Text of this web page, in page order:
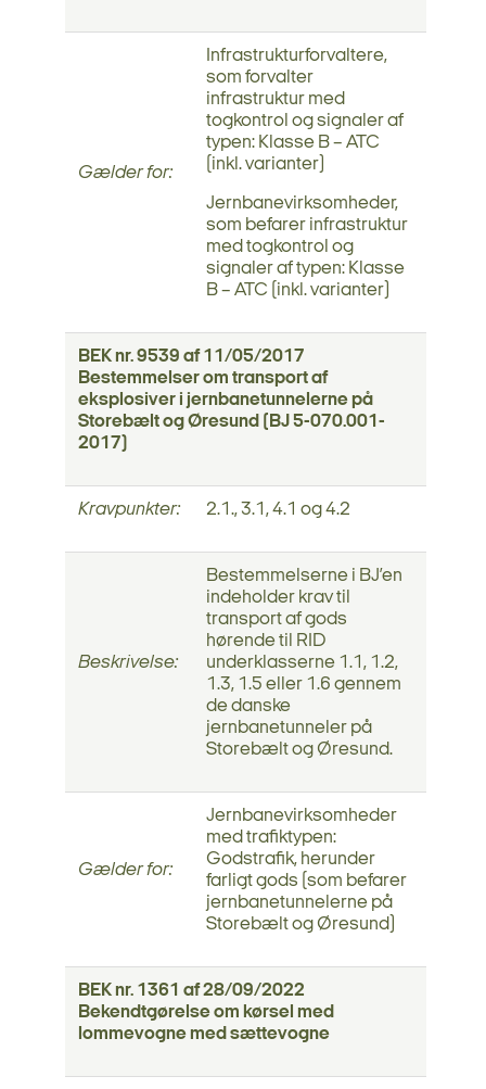
Gælder for:
Infrastrukturforvaltere,
som forvalter
infrastruktur med
togkontrol og signaler af
typen: Klasse B – ATC
(inkl. varianter)
Jernbanevirksomheder,
som befarer infrastruktur
med togkontrol og
signaler af typen: Klasse
B – ATC (inkl. varianter)
BEK nr. 9539 af 11/05/2017
Bestemmelser om transport af
eksplosiver i jernbanetunnelerne på
Storebælt og Øresund (BJ 5-070.001-
2017)
Kravpunkter: 2.1., 3.1, 4.1 og 4.2
Beskrivelse:
Bestemmelserne i BJ’en
indeholder krav til
transport af gods
hørende til RID
underklasserne 1.1, 1.2,
1.3, 1.5 eller 1.6 gennem
de danske
jernbanetunneler på
Storebælt og Øresund.
Gælder for:
Jernbanevirksomheder
med trafiktypen:
Godstrafik, herunder
farligt gods (som befarer
jernbanetunnelerne på
Storebælt og Øresund)
BEK nr. 1361 af 28/09/2022
Bekendtgørelse om kørsel med
lommevogne med sættevogne